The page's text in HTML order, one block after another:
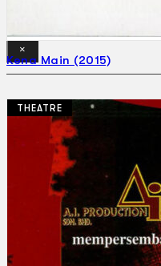
×
Kena Main (2015)
THEATRE